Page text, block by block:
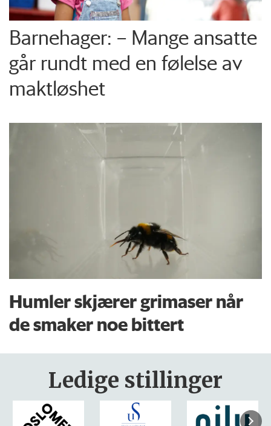
Barnehager: – Mange ansatte
går rundt med en følelse av
maktløshet
Humler skjærer grimaser når
de smaker noe bittert
Ledige stillinger